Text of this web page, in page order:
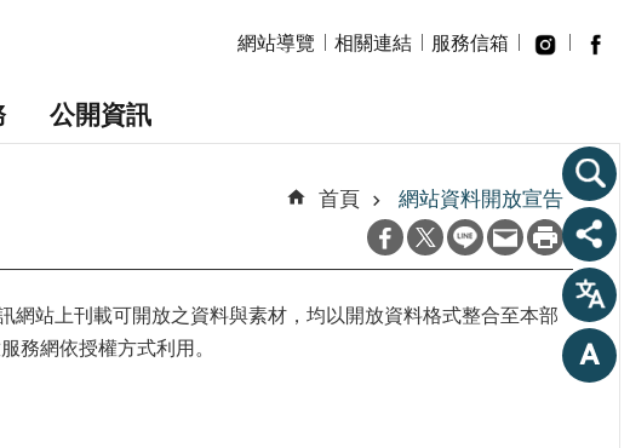
網站導覽
相關連結 服務信箱
公開資訊
首頁 網站資料開放宣告
網站上刊載可開放之資料與素材，均以開放資料格式整合至本部
務網依授權方式利用。